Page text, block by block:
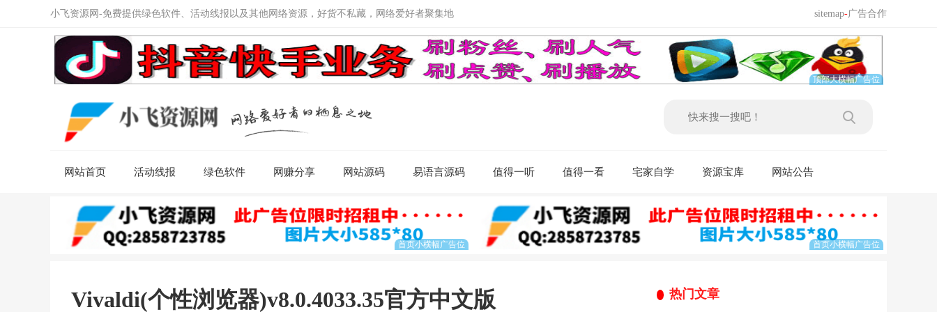
小飞资源网-免费提供绿色软件、活动线报以及其他网络资源，好货不私藏，网络爱好者聚集地 sitemap-广告合作
网站首页 活动线报 绿色软件 网赚分享 网站源码 易语言源码 值得一听 值得一看 宅家自学 资源宝库 网站公告
Vivaldi(个性浏览器)v8.0.4033.35官方中文版 热门文章